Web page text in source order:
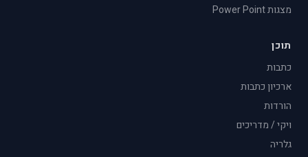
מצגות Power Point
תוכן
כתבות
ארכיון כתבות
הורדות
ויקי / מדריכים
גלריה